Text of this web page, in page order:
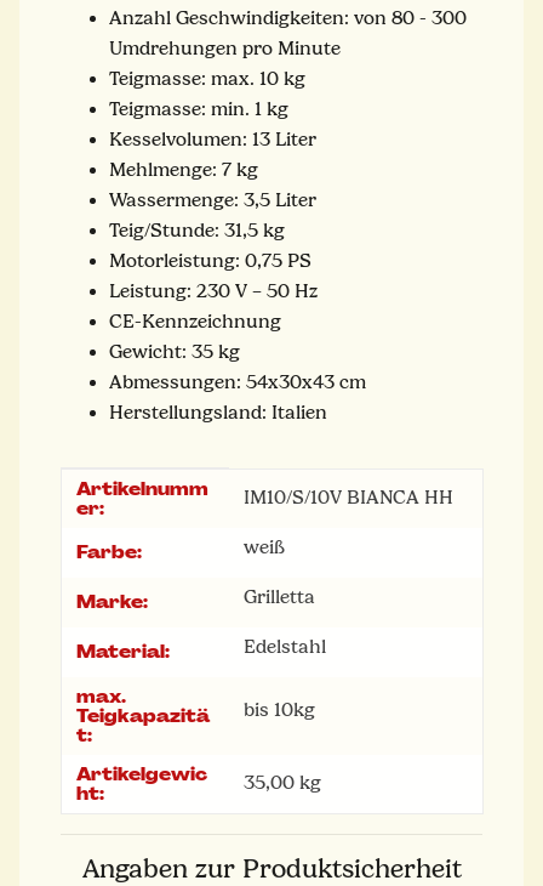
Anzahl Geschwindigkeiten: von 80 - 300
Umdrehungen pro Minute
Teigmasse: max. 10 kg
Teigmasse: min. 1 kg
Kesselvolumen: 13 Liter
Mehlmenge: 7 kg
Wassermenge: 3,5 Liter
Teig/Stunde: 31,5 kg
Motorleistung: 0,75 PS
Leistung: 230 V – 50 Hz
CE-Kennzeichnung
Gewicht: 35 kg
Abmessungen: 54x30x43 cm
Herstellungsland: Italien
Produkteigenschaft
Wert
Artikelnumm
er:
IM10/S/10V BIANCA HH
Farbe: weiß
Marke: Grilletta
Material: Edelstahl
max.
Teigkapazitä
t:
bis 10kg
Artikelgewic
ht:
35,00 kg
Angaben zur Produktsicherheit